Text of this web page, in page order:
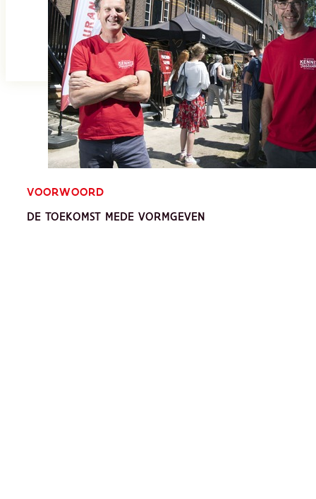
VOORWOORD
DE TOEKOMST MEDE VORMGEVEN